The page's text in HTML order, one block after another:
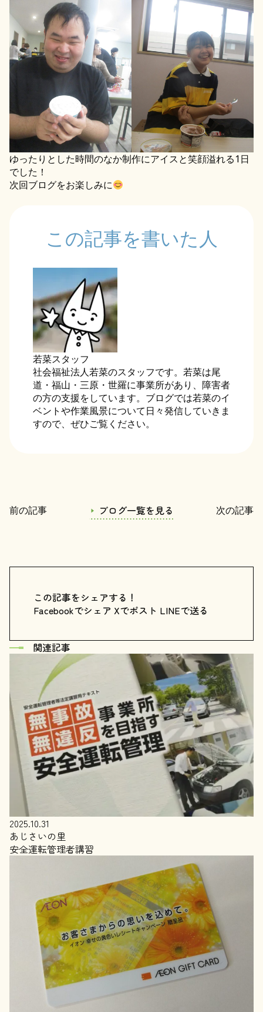
ゆったりとした時間のなか制作にアイスと笑顔溢れる1日
でした！
次回ブログをお楽しみに
この記事を書いた人
若菜スタッフ
社会福祉法人若菜のスタッフです。若菜は尾
道・福山・三原・世羅に事業所があり、障害者
の方の支援をしています。ブログでは若菜のイ
ベントや作業風景について日々発信していきま
すので、ぜひご覧ください。
前の記事 ブログ一覧を見る 次の記事
この記事をシェアする！
Facebookでシェア Xでポスト LINEで送る
関連記事
2025.10.31
あじさいの里
安全運転管理者講習